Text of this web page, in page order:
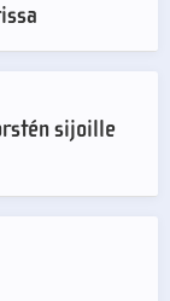
sijoille